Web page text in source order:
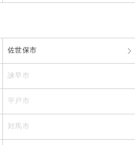
佐世保市
諫早市
平戸市
対馬市